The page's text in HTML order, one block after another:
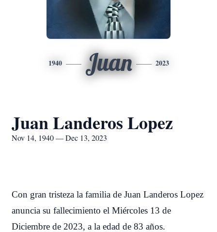
1940 Juan 2023
Juan Landeros Lopez
Nov 14, 1940 — Dec 13, 2023
Con gran tristeza la familia de Juan Landeros Lopez
anuncia su fallecimiento el Miércoles 13 de
Diciembre de 2023, a la edad de 83 años.